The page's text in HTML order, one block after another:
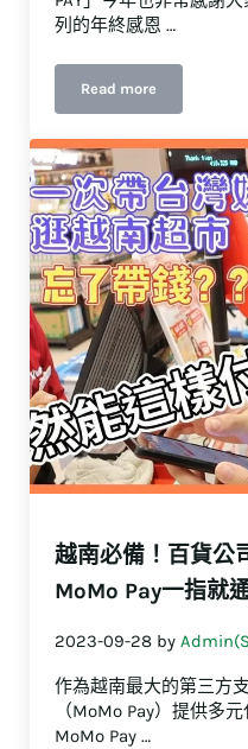
列的年終感恩 …
Read more年終感恩加碼！匯
越南必備！百貨公
MoMo Pay一指就
2023-09-28 by
作為越南最大的第三方
（MoMo Pay）提供多
MoMo Pay …